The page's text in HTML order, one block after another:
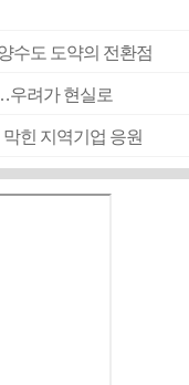
수도 도약의 전환점
우려가 현실로
힌 지역기업 응원